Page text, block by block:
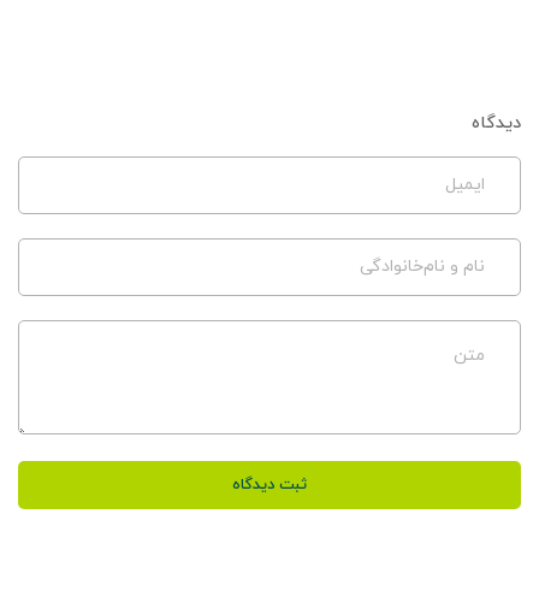
دیدگاه
ایمیل
نام و نام‌خانوادگی
متن
ثبت دیدگاه